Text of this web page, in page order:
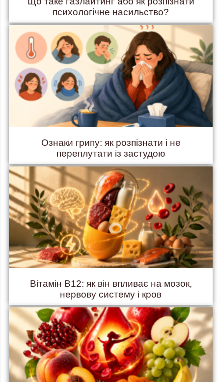
психологічне насильство?
Ознаки грипу: як розпізнати і не
переплутати із застудою
Вітамін B12: як він впливає на мозок,
нервову систему і кров